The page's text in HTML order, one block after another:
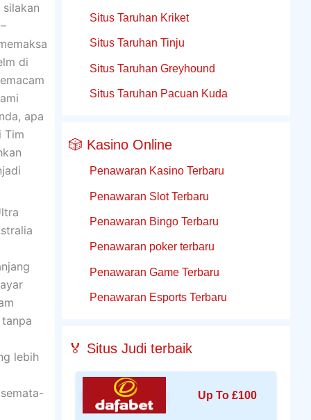
di
apa
Tim
lebih
Situs Taruhan Kriket
Situs Taruhan Tinju
Situs Taruhan Greyhound
Situs Taruhan Pacuan Kuda
🎲 Kasino Online
Penawaran Kasino Terbaru
Penawaran Slot Terbaru
Penawaran Bingo Terbaru
Penawaran poker terbaru
Penawaran Game Terbaru
Penawaran Esports Terbaru
🏅 Situs Judi terbaik
Up To £100